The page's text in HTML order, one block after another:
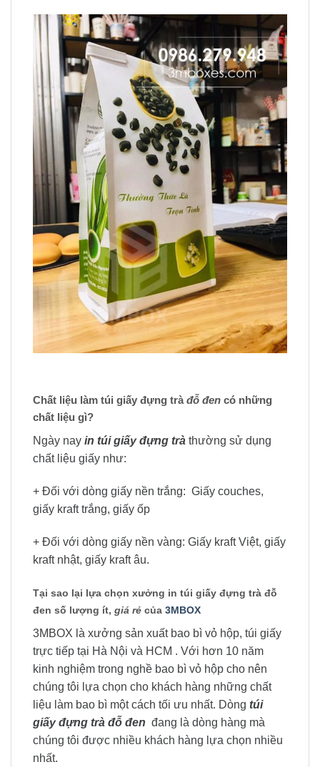
Chất liệu làm túi giấy đựng trà đỗ đen có những
chất liệu gì?
Ngày nay in túi giấy đựng trà thường sử dụng
chất liệu giấy như:
+ Đối với dòng giấy nền trắng: Giấy couches,
giấy kraft trắng, giấy ốp
+ Đối với dòng giấy nền vàng: Giấy kraft Việt, giấy
kraft nhật, giấy kraft âu.
Tại sao lại lựa chọn xưởng in túi giấy đựng trà đỗ
đen số lượng ít, giá rẻ của 3MBOX
3MBOX là xưởng sản xuất bao bì vỏ hộp, túi giấy
trực tiếp tại Hà Nội và HCM . Với hơn 10 năm
kinh nghiệm trong nghề bao bì vỏ hộp cho nên
chúng tôi lựa chọn cho khách hàng những chất
liệu làm bao bì một cách tối ưu nhất. Dòng túi
giấy đựng trà đỗ đen đang là dòng hàng mà
chúng tôi được nhiều khách hàng lựa chọn nhiều
nhất.